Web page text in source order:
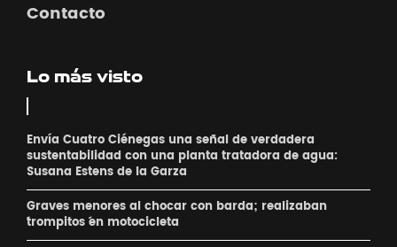
Contacto
Lo más visto
Envía Cuatro Ciénegas una señal de verdadera
sustentabilidad con una planta tratadora de agua:
Susana Estens de la Garza
Graves menores al chocar con barda; realizaban
´trompitos ´en motocicleta